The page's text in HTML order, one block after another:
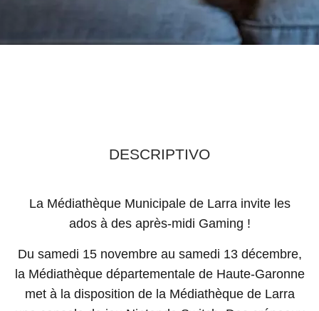
DESCRIPTIVO
La Médiathèque Municipale de Larra invite les
ados à des après-midi Gaming !
Du samedi 15 novembre au samedi 13 décembre,
la Médiathèque départementale de Haute-Garonne
met à la disposition de la Médiathèque de Larra